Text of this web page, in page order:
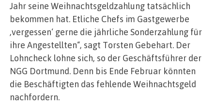
Jahr seine Weihnachtsgeldzahlung tatsächlich
bekommen hat. Etliche Chefs im Gastgewerbe
‚vergessen‘ gerne die jährliche Sonderzahlung für
ihre Angestellten“, sagt Torsten Gebehart. Der
Lohncheck lohne sich, so der Geschäftsführer der
NGG Dortmund. Denn bis Ende Februar könnten
die Beschäftigten das fehlende Weihnachtsgeld
nachfordern.